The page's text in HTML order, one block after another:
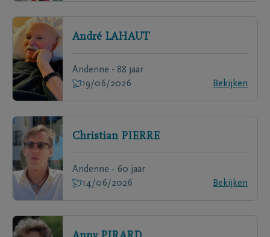
André LAHAUT
Andenne - 88 jaar
19/06/2026
Bekijken
Christian PIERRE
Andenne - 60 jaar
14/06/2026
Bekijken